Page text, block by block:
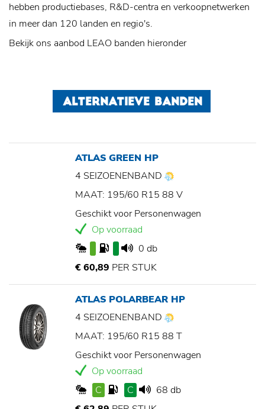
hebben productiebases, R&D-centra en verkoopnetwerken
in meer dan 120 landen en regio's.
Bekijk ons aanbod LEAO banden hieronder
ALTERNATIEVE BANDEN
ATLAS GREEN HP
4 SEIZOENENBAND
MAAT: 195/60 R15 88 V
Geschikt voor Personenwagen
Op voorraad
0 db
€ 60,89 PER STUK
ATLAS POLARBEAR HP
4 SEIZOENENBAND
MAAT: 195/60 R15 88 T
Geschikt voor Personenwagen
Op voorraad
C
C
68 db